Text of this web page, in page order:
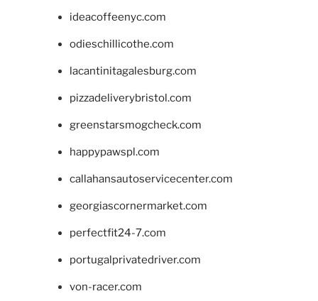
ideacoffeenyc.com
odieschillicothe.com
lacantinitagalesburg.com
pizzadeliverybristol.com
greenstarsmogcheck.com
happypawspl.com
callahansautoservicecenter.com
georgiascornermarket.com
perfectfit24-7.com
portugalprivatedriver.com
von-racer.com